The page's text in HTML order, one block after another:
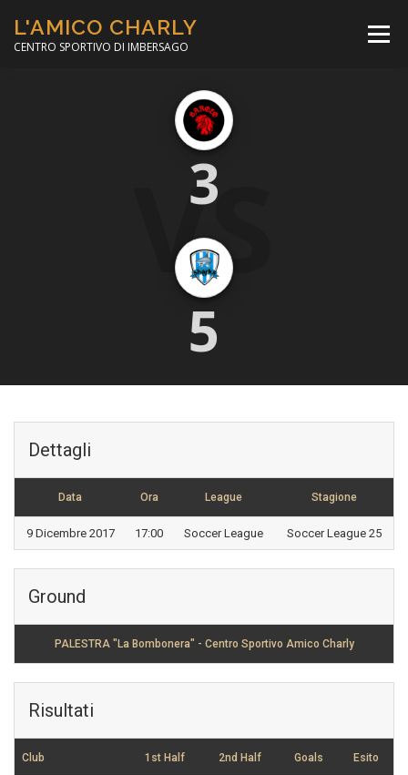
contenuto
L'AMICO CHARLY
CENTRO SPORTIVO DI IMBERSAGO
Menù
CORSO CALCIO A 5
MINIBASKET
VS
3
5
Dettagli
Data Ora League Stagione
9 Dicembre 2017 17:00 Soccer League Soccer League 25
Ground
PALESTRA "La Bombonera" - Centro Sportivo Amico Charly
Risultati
Club 1st Half 2nd Half Goals Esito